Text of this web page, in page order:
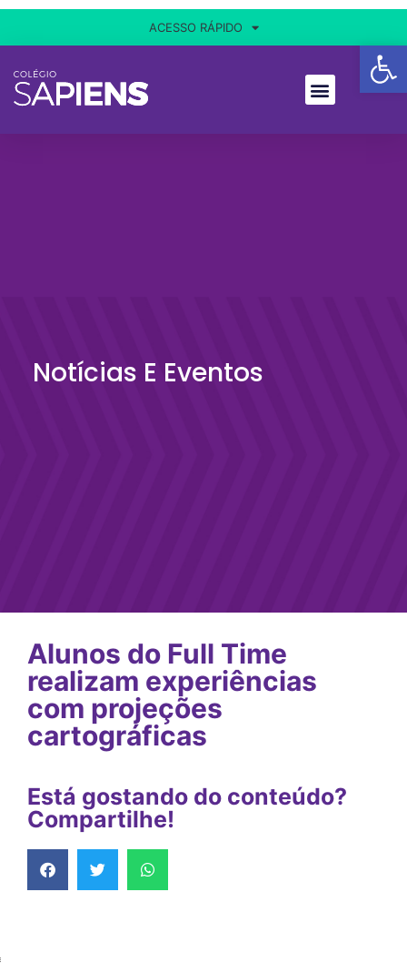
ACESSO RÁPIDO
Notícias E Eventos
Alunos do Full Time
realizam experiências
com projeções
cartográficas
Está gostando do conteúdo?
Compartilhe!